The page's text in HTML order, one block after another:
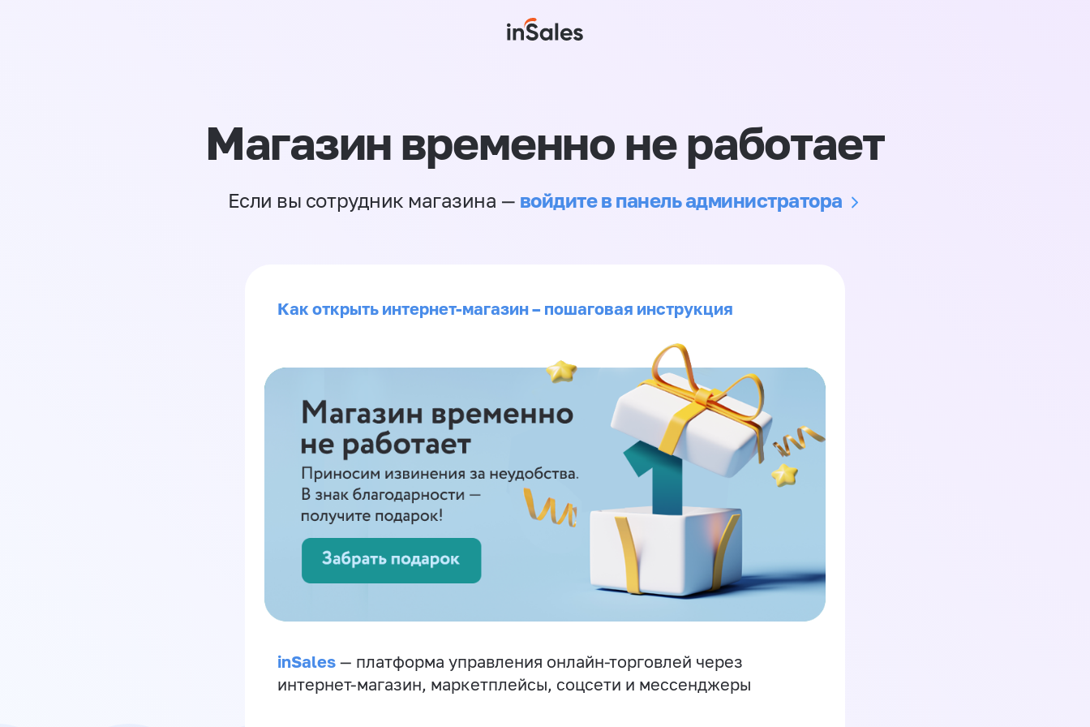
Магазин временно не работает
Если вы сотрудник магазина — войдите в панель администратора
Как открыть интернет-магазин – пошаговая инструкция
inSales — платформа управления онлайн-торговлей через
интернет-магазин, маркетплейсы, соцсети и мессенджеры